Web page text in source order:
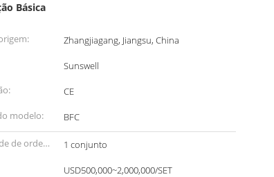
Básica
Zhangjiagang, Jiangsu, China
Sunswell
CE
modelo:
BFC
de ordem
1 conjunto
USD500,000~2,000,000/SET